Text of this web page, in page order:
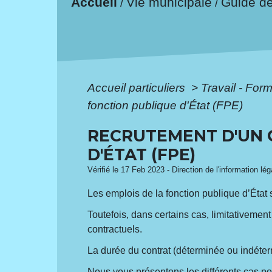
/ /
Accueil particuliers > Travail -
fonction publique d'État (FPE)
RECRUTEMENT D'UN
D'ÉTAT (FPE)
Vérifié le 17 Feb 2023 - Direction de l'information
Les emplois de la fonction publique
Toutefois, dans certains cas,
contractuels.
La durée du contrat (déterminée ou